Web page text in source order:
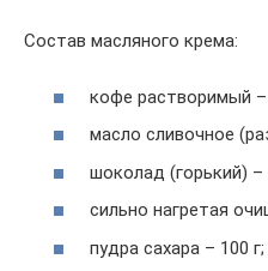
Состав масляного крема:
кофе растворимый –
масло сливочное
шоколад (горький) –
сильно нагретая
пудра сахара – 100 г;